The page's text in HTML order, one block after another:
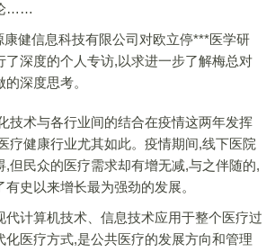
……
健信息科技有限公司对欧立停***医学研
了深度的个人专访,以求进一步了解梅总对
深度思考。
术与各行业间的结合在疫情这两年发挥
疗健康行业尤其如此。疫情期间,线下医院
,但民众的医疗需求却有增无减,与之伴随的,
史以来增长最为强劲的发展。
计算机技术、信息技术应用于整个医疗过
化医疗方式,是公共医疗的发展方向和管理